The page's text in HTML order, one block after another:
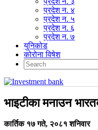
प्रदेश न. ४
प्रदेश न. ५
प्रदेश न. ६
प्रदेश न. ७
युनिकोड
कोरोना विषेश
भाइटीका मनाउन
कार्तिक १७ गते, २०८१ शनिवार